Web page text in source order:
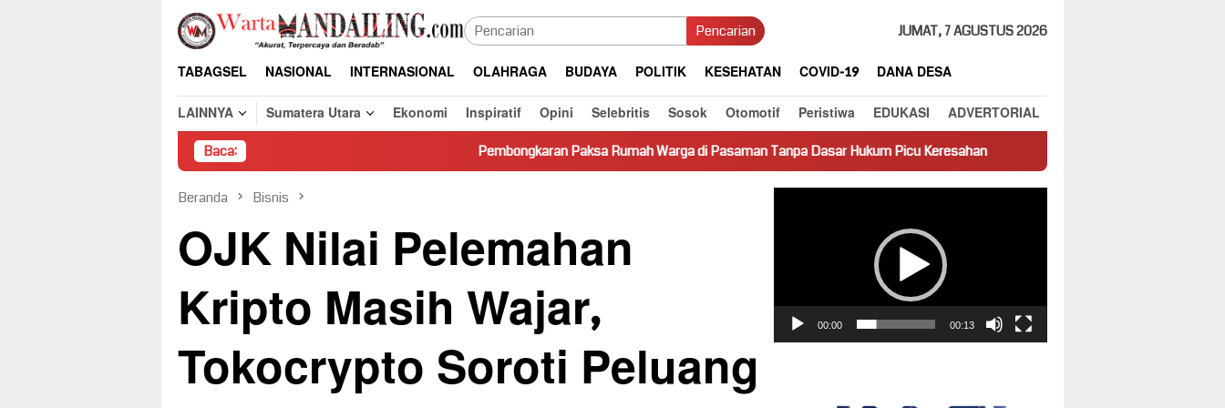
Loncat
konten
Pencarian JUMAT, 7 AGUSTUS 2026
TABAGSEL NASIONAL INTERNASIONAL OLAHRAGA BUDAYA POLITIK KESEHATAN COVID-19
DANA DESA
LAINNYA
Sumatera Utara Ekonomi Inspiratif Opini Selebritis Sosok Otomotif Peristiwa EDUKASI ADVERTORIAL
Baca: Pembongkaran Paksa Rumah Warga di Pasaman Tanpa Dasar Hukum Picu Keresahan Truk Miring Hambat Arus Lalu Lintas di Jalan
Beranda Bisnis
OJK Nilai Pelemahan
Kripto Masih Wajar,
Tokocrypto Soroti Peluang
00:00 00:13